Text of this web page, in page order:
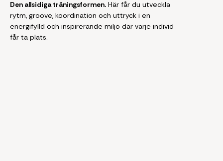
Den allsidiga träningsformen. Här får du utveckla
rytm, groove, koordination och uttryck i en
energifylld och inspirerande miljö där varje individ
får ta plats.